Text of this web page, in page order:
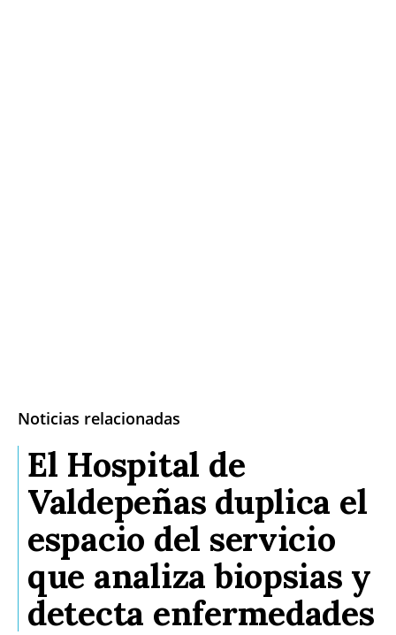
Noticias relacionadas
El Hospital de
Valdepeñas duplica el
espacio del servicio
que analiza biopsias y
detecta enfermedades